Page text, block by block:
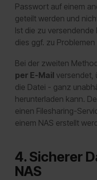
Passwort auf einem
geteilt werden und
Ist die zu
dies ggf. zu Problemen
Bei der zweiten
per E-Mail versendet,
die Datei - ganz
herunterladen kann.
einen Filesharing-
einem NAS erstellt
4. Sicherer
NAS